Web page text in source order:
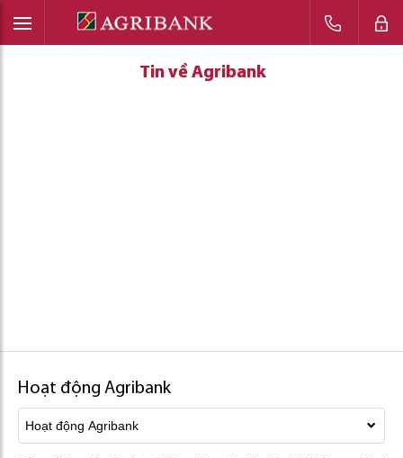
Tin về Agribank
Tin về Agribank
Tin về Agribank
Hoạt động Agribank